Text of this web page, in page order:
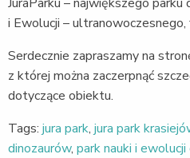
i Ewolucji –
Serdecznie zapraszamy na
z której można zaczerpnąć
dotyczące obiektu.
Tags: jura park, jura park
dinozaurów, park nauki i ewolucji